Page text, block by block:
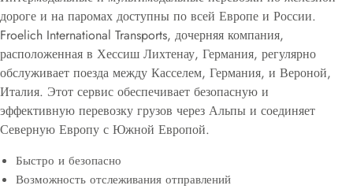
дороге и на паромах доступны по всей Европе и России.
Froelich International Transports, дочерняя компания,
расположенная в Хессиш Лихтенау, Германия, регулярно
обслуживает поезда между Касселем, Германия, и Вероной,
Италия. Этот сервис обеспечивает безопасную и
эффективную перевозку грузов через Альпы и соединяет
Северную Европу с Южной Европой.
Быстро и безопасно
Возможность отслеживания отправлений